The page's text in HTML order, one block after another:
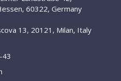
60322, Germany
13, 20121, Milan, Italy